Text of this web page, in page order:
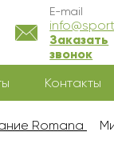
E-mail
Заказать
звонок
Контакты
Romana